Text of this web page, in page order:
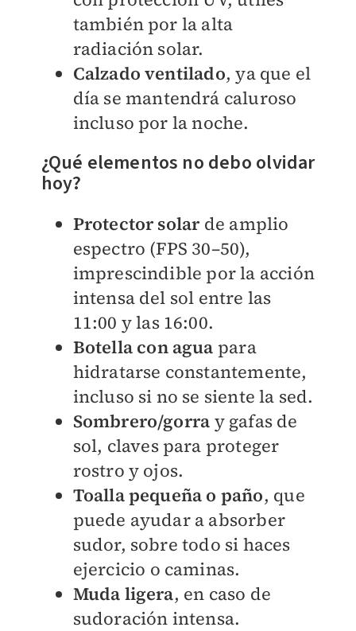
también por la alta
radiación solar.
Calzado ventilado, ya que el
día se mantendrá caluroso
incluso por la noche.
¿Qué elementos no debo olvidar
hoy?
Protector solarde amplio
espectro (FPS 30–50),
imprescindible por la acción
intensa del sol entre las
11:00 y las 16:00.
Botella con agua para
hidratarse constantemente,
incluso si no se siente la sed.
Sombrero/gorra y gafas de
sol, claves para proteger
rostro y ojos.
Toalla pequeña o paño, que
puede ayudar a absorber
sudor, sobre todo si haces
ejercicio o caminas.
Muda ligera, en caso de
sudoración intensa.